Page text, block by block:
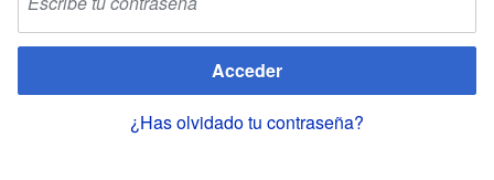
Acceder
¿Has olvidado tu contraseña?